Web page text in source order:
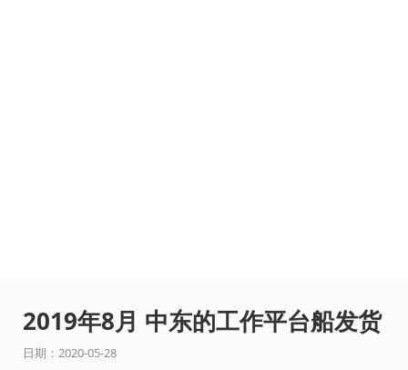
2019年8月 中东的工作平台船发货
日期：2020-05-28